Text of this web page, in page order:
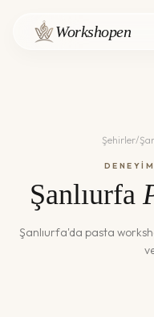
Workshopen
Şehirler/
Şanlıurfa
Şanlıurfa'da pasta